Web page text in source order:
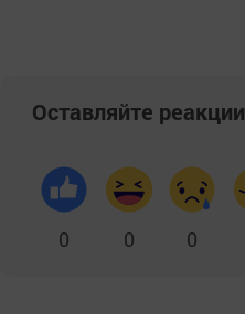
Оставляйте реакции
0 0 0